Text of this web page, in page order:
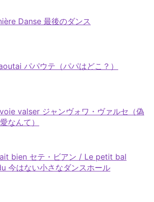
Danse 最後のダンス
パパウテ（パパはどこ？）
valser ジャンヴォワ・ヴァルセ（偽
なんて）
bien セテ・ビアン / Le petit bal
今はない小さなダンスホール